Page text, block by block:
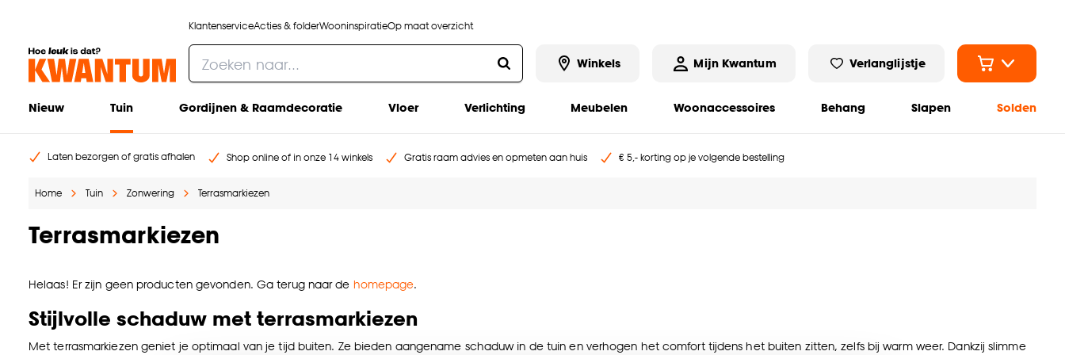
KlantenserviceActies & folderWooninspiratieOp maat overzicht
Winkels Mijn Kwantum Verlanglijstje
Nieuw Tuin Gordijnen & Raamdecoratie Vloer Verlichting Meubelen Woonaccessoires Behang Slapen Solden
Laten bezorgen of gratis afhalen Shop online of in onze 14 winkels Gratis raam advies en opmeten aan huis € 5,- korting op je volgende bestelling
Home Tuin Zonwering Terrasmarkiezen
Terrasmarkiezen
Helaas! Er zijn geen producten gevonden. Ga terug naar de homepage.
Stijlvolle schaduw met terrasmarkiezen
Met terrasmarkiezen geniet je optimaal van je tijd buiten. Ze bieden aangename schaduw in de tuin en verhogen het comfort tijdens het buiten zitten, zelfs bij warm weer. Dankzij slimme